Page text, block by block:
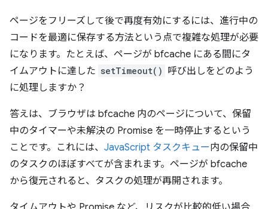
ページをフリーズして後で再度有効にするには、進行中の
コードを最適に保存する方法という点で複雑な処理が必要
になります。たとえば、ページが bfcache にある間にタ
イムアウトに達した setTimeout() 呼び出しをどのよう
に処理しますか？
答えは、ブラウザは bfcache 内のページについて、保留
中のタイマーや未解決の Promise を一時停止するという
ことです。これには、 JavaScript タスクキュー内の保留中
のタスクのほぼすべてが含まれます。ページが bfcache
から復元されると、タスクの処理が再開されます。